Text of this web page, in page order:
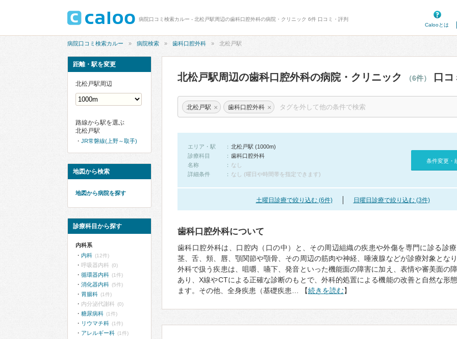
病院口コミ検索カルー - 北松戸駅周辺の歯科口腔外科の病院・クリニック 6件 口コミ・評判
Calooとは
病院口コミ検索カルー 病院検索 歯科口腔外科 北松戸駅
北松戸駅周辺の歯科口腔外科の病院・クリニック （6件） 口
北松戸駅 × 歯科口腔外科 ×
エリア・駅
北松戸駅 (1000m)
診療科目
歯科口腔外科
名称
なし
詳細条件
なし (曜日や時間帯を指定できます)
条件変更・
土曜日診療で絞り込む (6件) 日曜日診療で絞り込む (3件)
歯科口腔外科について
歯科口腔外科は、口腔内（口の中）と、その周辺組織の疾患や外傷を専門に診る診
茎、舌、頬、唇、顎関節や顎骨、その周辺の筋肉や神経、唾液腺などが診療対象とな
外科で扱う疾患は、咀嚼、嚥下、発音といった機能面の障害に加え、表情や審美面の
あり、X線やCTによる正確な診断のもとで、外科的処置による機能の改善と自然な形
ます。その他、全身疾患（基礎疾患… 【続きを読む】
距離・駅を変更
北松戸駅周辺
路線から駅を選ぶ
北松戸駅
JR常磐線(上野～取手)
地図から検索
地図から病院を探す
診療科目から探す
内科系
内科 (12件)
呼吸器内科 (0)
循環器内科 (1件)
消化器内科 (5件)
胃腸科 (1件)
内分泌代謝科 (0)
糖尿病科 (1件)
リウマチ科 (1件)
アレルギー科 (1件)